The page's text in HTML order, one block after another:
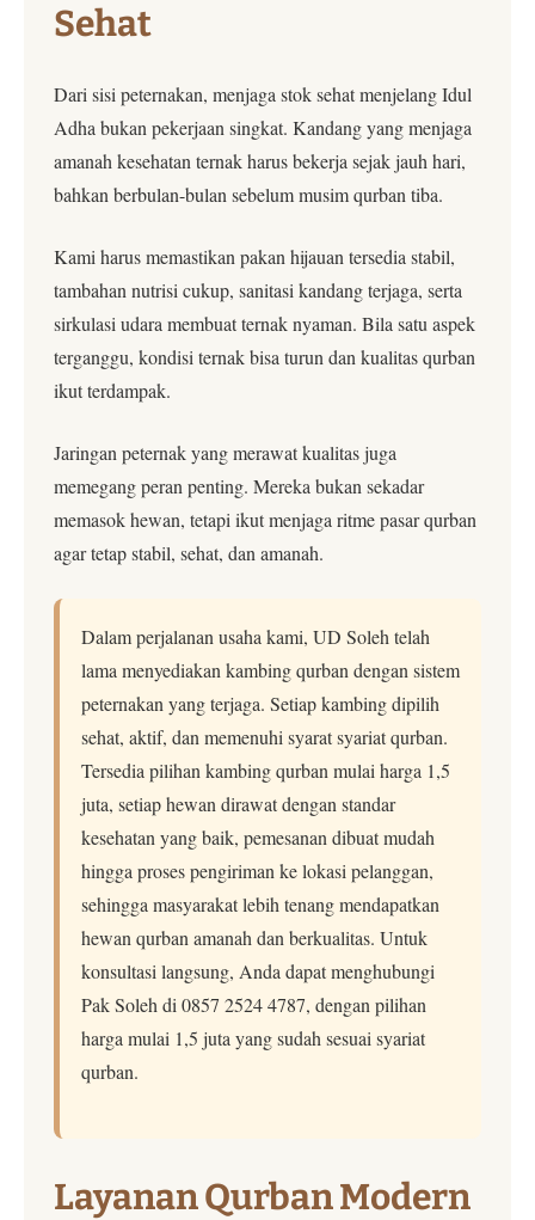
Sehat
Dari sisi peternakan, menjaga stok sehat menjelang Idul
Adha bukan pekerjaan singkat. Kandang yang menjaga
amanah kesehatan ternak harus bekerja sejak jauh hari,
bahkan berbulan-bulan sebelum musim qurban tiba.
Kami harus memastikan pakan hijauan tersedia stabil,
tambahan nutrisi cukup, sanitasi kandang terjaga, serta
sirkulasi udara membuat ternak nyaman. Bila satu aspek
terganggu, kondisi ternak bisa turun dan kualitas qurban
ikut terdampak.
Jaringan peternak yang merawat kualitas juga
memegang peran penting. Mereka bukan sekadar
memasok hewan, tetapi ikut menjaga ritme pasar qurban
agar tetap stabil, sehat, dan amanah.
Dalam perjalanan usaha kami, UD Soleh telah
lama menyediakan kambing qurban dengan sistem
peternakan yang terjaga. Setiap kambing dipilih
sehat, aktif, dan memenuhi syarat syariat qurban.
Tersedia pilihan kambing qurban mulai harga 1,5
juta, setiap hewan dirawat dengan standar
kesehatan yang baik, pemesanan dibuat mudah
hingga proses pengiriman ke lokasi pelanggan,
sehingga masyarakat lebih tenang mendapatkan
hewan qurban amanah dan berkualitas. Untuk
konsultasi langsung, Anda dapat menghubungi
Pak Soleh di 0857 2524 4787, dengan pilihan
harga mulai 1,5 juta yang sudah sesuai syariat
qurban.
Layanan Qurban Modern